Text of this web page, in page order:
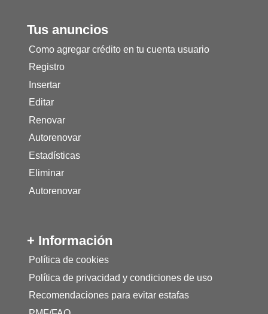
Tus anuncios
Como agregar crédito en tu cuenta usuario
Registro
Insertar
Editar
Renovar
Autorenovar
Estadísticas
Eliminar
Autorenovar
+ Información
Política de cookies
Política de privacidad y condiciones de uso
Recomendaciones para evitar estafas